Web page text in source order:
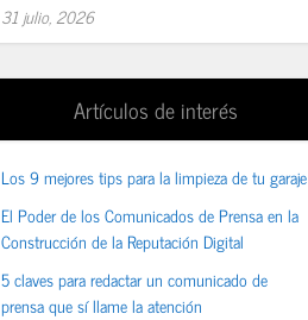
31 julio, 2026
Artículos de interés
Los 9 mejores tips para la limpieza de tu garaje
El Poder de los Comunicados de Prensa en la
Construcción de la Reputación Digital
5 claves para redactar un comunicado de
prensa que sí llame la atención